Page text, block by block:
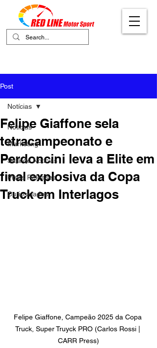
Post
Notícias
Marketing
Sala de Notícias
Press Releases
Curiosidades
Notícias
Felipe Giaffone sela
tetracampeonato e
Perdoncini leva a Elite em
final explosiva da Copa
Truck em Interlagos
Felipe Giaffone, Campeão 2025 da Copa
Truck, Super Truyck PRO (Carlos Rossi |
CARR Press)